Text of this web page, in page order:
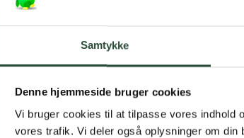
Samtykke
Denne hjemmeside bruger cookies
Vi bruger cookies til at tilpasse vores indhold
vores trafik. Vi deler også oplysninger om